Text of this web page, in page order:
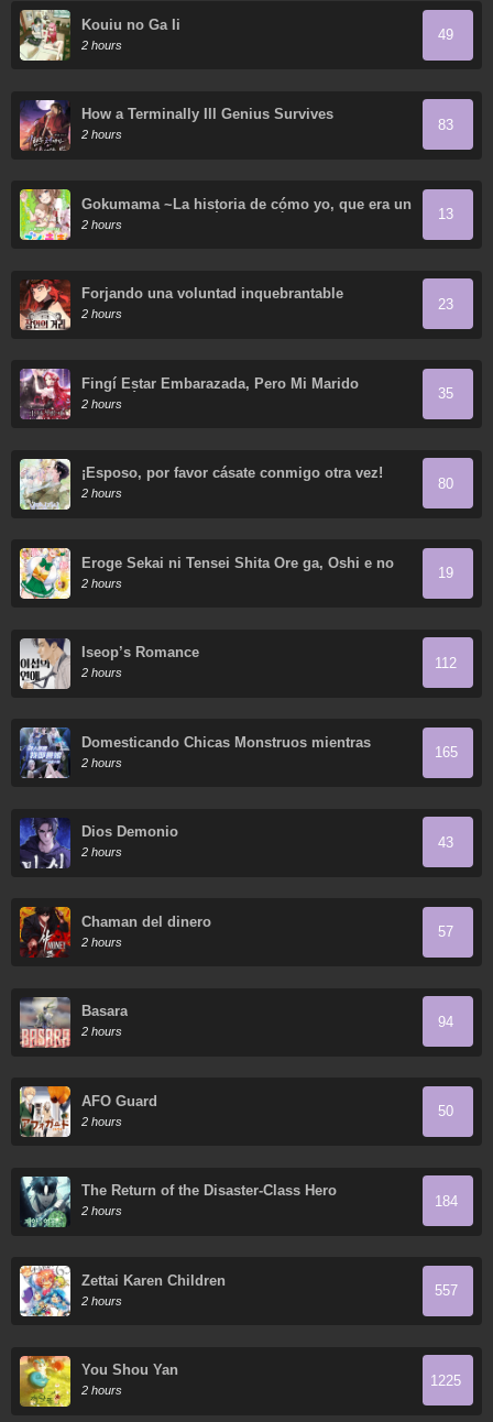
Kouiu no Ga Ii
2 hours
49
How a Terminally Ill Genius Survives
2 hours
83
Gokumama ~La historia de cómo yo, que era un
yakuza, me convertí en mamá~
2 hours
13
Forjando una voluntad inquebrantable
2 hours
23
Fingí Estar Embarazada, Pero Mi Marido
Regresó
2 hours
35
¡Esposo, por favor cásate conmigo otra vez!
2 hours
80
Eroge Sekai ni Tensei Shita Ore ga, Oshi e no
Ai de Netorare Heroine wo Shiawase ni Suru.
2 hours
19
Iseop’s Romance
2 hours
112
Domesticando Chicas Monstruos mientras
Todos Domestican Meros Monstruos
2 hours
165
Dios Demonio
2 hours
43
Chaman del dinero
2 hours
57
Basara
2 hours
94
AFO Guard
2 hours
50
The Return of the Disaster-Class Hero
2 hours
184
Zettai Karen Children
2 hours
557
You Shou Yan
2 hours
1225